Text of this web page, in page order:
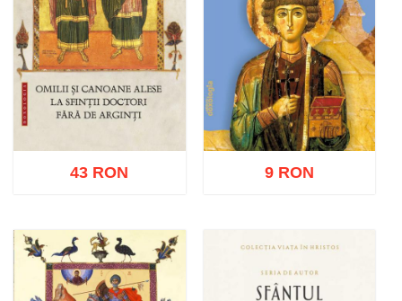
Adaugă în coș Wishlist
43 RON
Adaugă în coș Wishlist
9 RON